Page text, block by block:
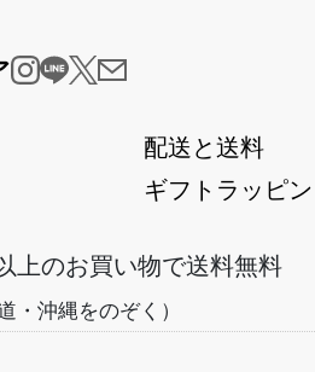
配送と送料
ギフトラッピ
上のお買い物で送料無料
・沖縄をのぞく）